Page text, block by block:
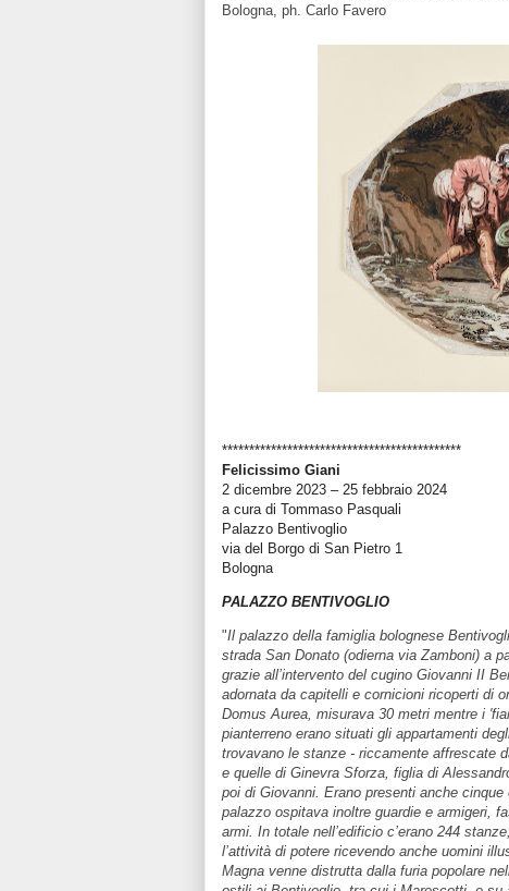
Bologna, ph. Carlo Favero
********************************************
Felicissimo Giani
2 dicembre 2023 – 25 febbraio 2024
a cura di Tommaso Pasquali
Palazzo Bentivoglio
via del Borgo di San Pietro 1
Bologna
PALAZZO BENTIVOGLIO
"Il palazzo della famiglia bolognese
strada San Donato (odierna via Zamboni) a
grazie all’intervento del cugino Giovanni II
adornata da capitelli e cornicioni ricoperti di
Domus Aurea, misurava 30 metri mentre i
pianterreno erano situati gli appartamenti
trovavano le stanze - riccamente affrescate
e quelle di Ginevra Sforza, figlia di
poi di Giovanni. Erano presenti anche
palazzo ospitava inoltre guardie e armigeri,
armi. In totale nell’edificio c’erano 244
l’attività di potere ricevendo anche uomini
Magna venne distrutta dalla furia popolare